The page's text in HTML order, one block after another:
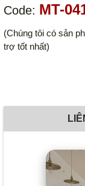
Code: MT-
(Chúng tôi có sản
trợ tốt nhất)